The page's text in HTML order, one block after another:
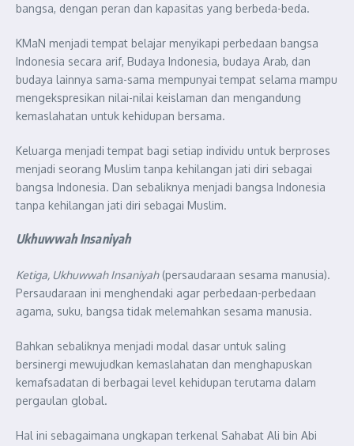
bangsa, dengan peran dan kapasitas yang berbeda-beda.
KMaN menjadi tempat belajar menyikapi perbedaan bangsa
Indonesia secara arif, Budaya Indonesia, budaya Arab, dan
budaya lainnya sama-sama mempunyai tempat selama mampu
mengekspresikan nilai-nilai keislaman dan mengandung
kemaslahatan untuk kehidupan bersama.
Keluarga menjadi tempat bagi setiap individu untuk berproses
menjadi seorang Muslim tanpa kehilangan jati diri sebagai
bangsa Indonesia. Dan sebaliknya menjadi bangsa Indonesia
tanpa kehilangan jati diri sebagai Muslim.
Ukhuwwah Insaniyah
Ketiga, Ukhuwwah Insaniyah(persaudaraan sesama manusia).
Persaudaraan ini menghendaki agar perbedaan-perbedaan
agama, suku, bangsa tidak melemahkan sesama manusia.
Bahkan sebaliknya menjadi modal dasar untuk saling
bersinergi mewujudkan kemaslahatan dan menghapuskan
kemafsadatan di berbagai level kehidupan terutama dalam
pergaulan global.
Hal ini sebagaimana ungkapan terkenal Sahabat Ali bin Abi